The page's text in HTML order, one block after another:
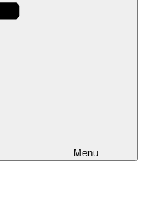
Menu